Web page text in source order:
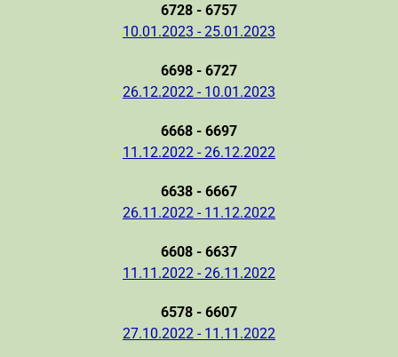
6728 - 6757
10.01.2023 - 25.01.2023
6698 - 6727
26.12.2022 - 10.01.2023
6668 - 6697
11.12.2022 - 26.12.2022
6638 - 6667
26.11.2022 - 11.12.2022
6608 - 6637
11.11.2022 - 26.11.2022
6578 - 6607
27.10.2022 - 11.11.2022